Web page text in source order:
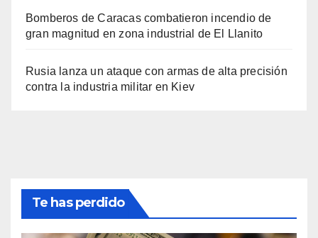
Bomberos de Caracas combatieron incendio de
gran magnitud en zona industrial de El Llanito
Rusia lanza un ataque con armas de alta precisión
contra la industria militar en Kiev
Te has perdido